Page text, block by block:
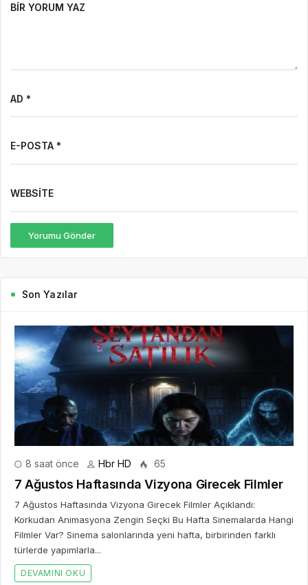
BIR YORUM YAZ
AD *
E-POSTA *
WEBSITE
Yorumu Gönder
Son Yazılar
8 saat önce Hbr HD 65
7 Ağustos Haftasında Vizyona Girecek Filmler
7 Ağustos Haftasında Vizyona Girecek Filmler Açıklandı:
Korkudan Animasyona Zengin Seçki Bu Hafta Sinemalarda Hangi
Filmler Var? Sinema salonlarında yeni hafta, birbirinden farklı
türlerde yapımlarla...
DEVAMINI OKU